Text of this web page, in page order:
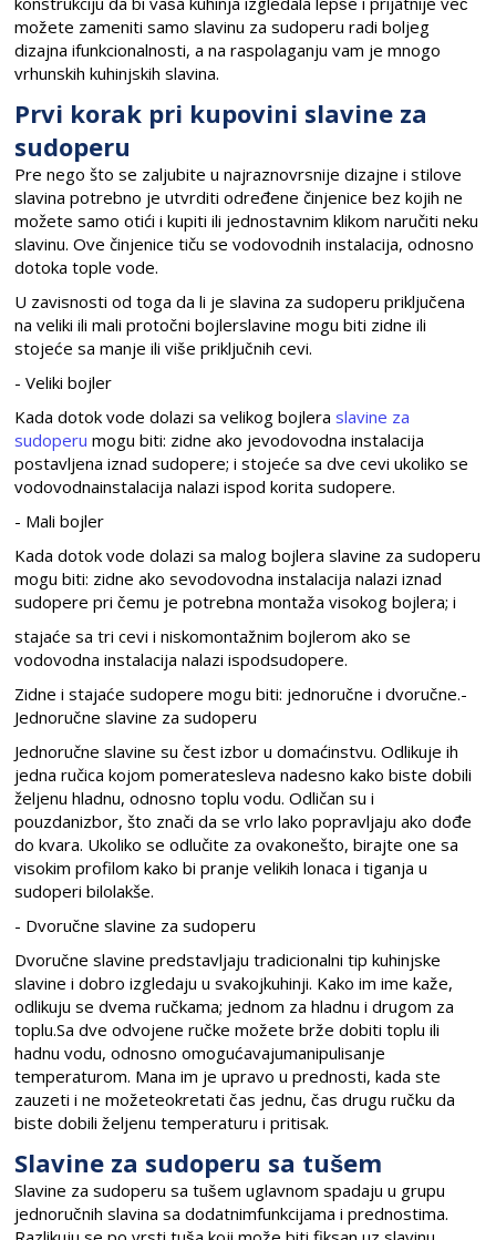
možete zameniti samo slavinu za sudoperu radi boljeg
dizajna ifunkcionalnosti, a na raspolaganju vam je mnogo
vrhunskih kuhinjskih slavina.
Prvi korak pri kupovini slavine za
sudoperu
Pre nego što se zaljubite u najraznovrsnije dizajne i stilove
slavina potrebno je utvrditi određene činjenice bez kojih ne
možete samo otići i kupiti ili jednostavnim klikom naručiti neku
slavinu. Ove činjenice tiču se vodovodnih instalacija, odnosno
dotoka tople vode.
U zavisnosti od toga da li je slavina za sudoperu priključena
na veliki ili mali protočni bojlerslavine mogu biti zidne ili
stojeće sa manje ili više priključnih cevi.
- Veliki bojler
Kada dotok vode dolazi sa velikog bojleraslavine za
sudoperu mogu biti: zidne ako jevodovodna instalacija
postavljena iznad sudopere; i stojeće sa dve cevi ukoliko se
vodovodnainstalacija nalazi ispod korita sudopere.
- Mali bojler
Kada dotok vode dolazi sa malog bojlera slavine za sudoperu
mogu biti: zidne ako sevodovodna instalacija nalazi iznad
sudopere pri čemu je potrebna montaža visokog bojlera; i
stajaće sa tri cevi i niskomontažnim bojlerom ako se
vodovodna instalacija nalazi ispodsudopere.
Zidne i stajaće sudopere mogu biti: jednoručne i dvoručne.-
Jednoručne slavine za sudoperu
Jednoručne slavine su čest izbor u domaćinstvu. Odlikuje ih
jedna ručica kojom pomeratesleva nadesno kako biste dobili
željenu hladnu, odnosno toplu vodu. Odličan su i
pouzdanizbor, što znači da se vrlo lako popravljaju ako dođe
do kvara. Ukoliko se odlučite za ovakonešto, birajte one sa
visokim profilom kako bi pranje velikih lonaca i tiganja u
sudoperi bilolakše.
- Dvoručne slavine za sudoperu
Dvoručne slavine predstavljaju tradicionalni tip kuhinjske
slavine i dobro izgledaju u svakojkuhinji. Kako im ime kaže,
odlikuju se dvema ručkama; jednom za hladnu i drugom za
toplu.Sa dve odvojene ručke možete brže dobiti toplu ili
hadnu vodu, odnosno omogućavajumanipulisanje
temperaturom. Mana im je upravo u prednosti, kada ste
zauzeti i ne možeteokretati čas jednu, čas drugu ručku da
biste dobili željenu temperaturu i pritisak.
Slavine za sudoperu sa tušem
Slavine za sudoperu sa tušem uglavnom spadaju u grupu
jednoručnih slavina sa dodatnimfunkcijama i prednostima.